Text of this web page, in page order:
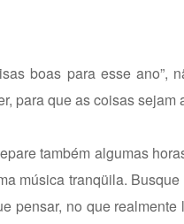
boas para esse ano”,
para que as coisas sejam
também algumas
música tranqüila.
pensar, no que